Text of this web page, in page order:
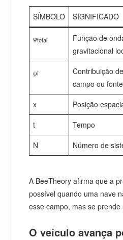
SÍMBOLO SIGNIFICADO
Ψtotal
Função de
gravitacional
ψi
Contribuição
campo ou
x
Posição
t
Tempo
N
Número de
A BeeTheory afirma que a
possível quando uma nave
esse campo, mas se prende
O veículo avança